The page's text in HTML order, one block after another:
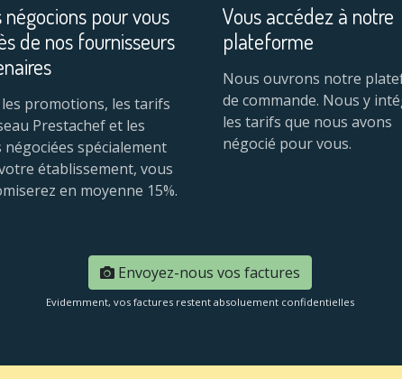
négocions pour vous
de nos fournisseurs
promotions, les tarifs
Prestachef et les
négociées spécialement
établissement, vous
en moyenne 15%.
Vous accédez à notre
plateforme
Nous ouvrons notre
de commande. Nous y
les tarifs que nous avons
négocié pour vous.
Envoyez-nous vos factures
Evidemment, vos factures restent absoluement confidentielles